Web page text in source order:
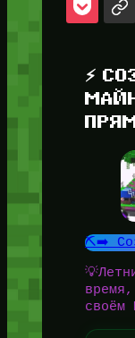
⚡
⛏️➡️
своём